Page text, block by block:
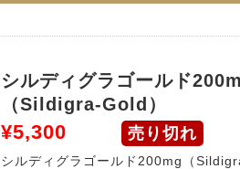
シルディグラゴールド
（Sildigra-Gold）
¥5,300 売り切れ
シルディグラゴールド200mg（